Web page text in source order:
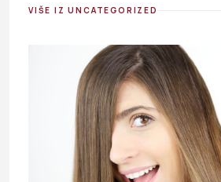
VIŠE IZ UNCATEGORIZED